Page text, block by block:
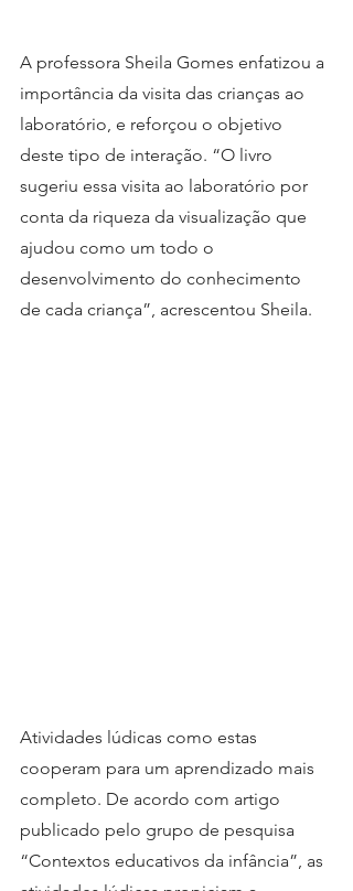
A professora Sheila Gomes enfatizou a
importância da visita das crianças ao
laboratório, e reforçou o objetivo
deste tipo de interação. “O livro
sugeriu essa visita ao laboratório por
conta da riqueza da visualização que
ajudou como um todo o
desenvolvimento do conhecimento
de cada criança”, acrescentou Sheila.
Atividades lúdicas como estas
cooperam para um aprendizado mais
completo. De acordo com artigo
publicado pelo grupo de pesquisa
“Contextos educativos da infância”, as